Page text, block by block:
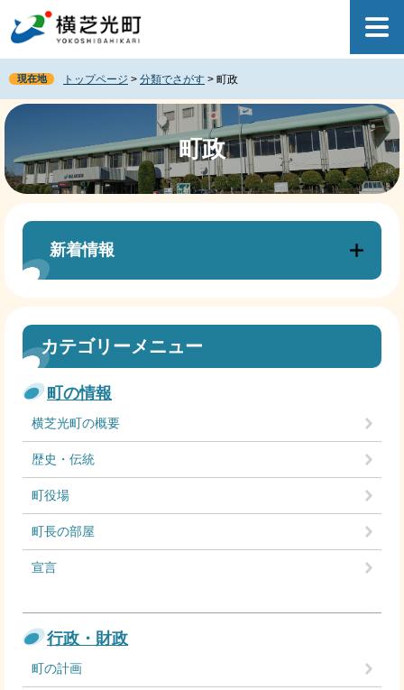
ジ
先
頭
で
ュ
を
飛
ば
本
現在地 トップページ > 分類でさがす > 町政
本
町政
新着情報
カテゴリーメニュー
町の情報
横芝光町の概要
歴史・伝統
町役場
町長の部屋
宣言
行政・財政
町の計画